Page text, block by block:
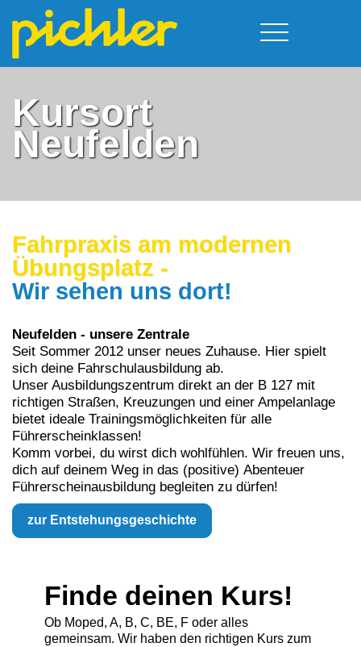
Moped
A - Scheine + Code 111
B - Scheine
Team
Kursorte
Neufelden
Service
Prüfungstermine
Kursort
Neufelden
Fahrpraxis am modernen
Übungsplatz -
Wir sehen uns dort!
Neufelden - unsere Zentrale
Seit Sommer 2012 unser neues Zuhause. Hier spielt
sich deine Fahrschulausbildung ab.
Unser Ausbildungszentrum direkt an der B 127 mit
richtigen Straßen, Kreuzungen und einer Ampel­anlage
bietet ideale Trainings­möglich­keiten für alle
Führerscheinklassen!
Komm vorbei, du wirst dich wohlfühlen. Wir freuen uns,
dich auf deinem Weg in das (positive) Abenteuer
Führerscheinausbil­dung be­gleiten zu dürfen!
zur Entstehungsgeschichte
Finde deinen Kurs!
Ob Moped, A, B, C, BE, F oder alles
gemeinsam. Wir haben den richtigen Kurs zum